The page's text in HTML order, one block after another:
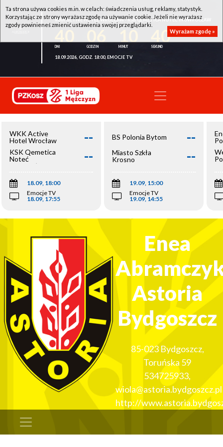
WKK ACTIVE HOTEL WROCŁAW - KSK QEMETICA NOTEĆ INOWROCŁAW
39
18.09.2026, GODZ. 18:00, EMOCJE TV
WKK Active
Hotel Wrocław
--
KSK Qemetica
Noteć
Inowrocław
--
18.09, 18:00
Emocje TV
18.09, 17:55
BS Polonia Bytom --
Miasto Szkła
Krosno
--
19.09, 15:00
Emocje TV
19.09, 14:55
Enea
Astoria
Bydgoszcz
85-023 Bydgoszcz,
Toruńska 59
534725933,
wiola@astoria.bydgoszcz.pl
http://
Ta strona używa cookies m.in. w celach: świadczenia usług, reklamy, statystyk.
Korzystając ze strony wyrażasz zgodę na używanie cookie. Jeżeli nie wyrażasz
zgody powinieneś zmienić ustawienia swojej przeglądarki.
Wyrażam zgodę »